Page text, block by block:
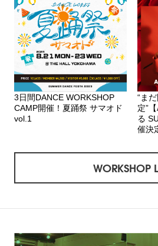
3日間DANCE WORKSHOP
CAMP開催！夏踊祭 サマオド
vol.1
“ま
定”
る
催決
WORKSHOP